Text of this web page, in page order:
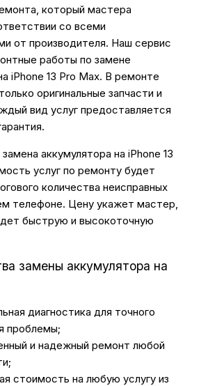
который мастера
со всеми
от производителя. Наш сервис
работы по замене
iPhone 13 Pro Max. В ремонте
оригинальные запчасти и
вид услуг предоставляется
аккумулятора на iPhone 13
услуг по ремонту будет
количества неисправных
телефоне. Цену укажет мастер,
быструю и высокоточную
замены аккумулятора на
диагностика для точного
проблемы;
и надежный ремонт любой
стоимость на любую услугу из